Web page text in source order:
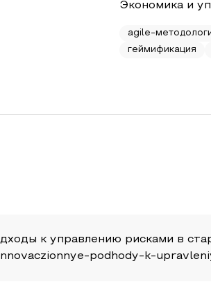
Экономика и
agile-
геймификация
к управлению рисками в
podhody-k-